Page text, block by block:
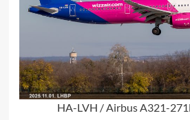
HA-LVH / Airbus A321-